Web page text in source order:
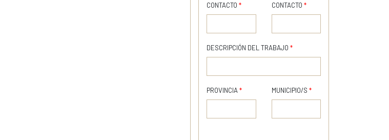
CONTACTO *
CONTACTO *
DESCRIPCIÓN DEL TRABAJO *
PROVINCIA * MUNICIPIO/S *